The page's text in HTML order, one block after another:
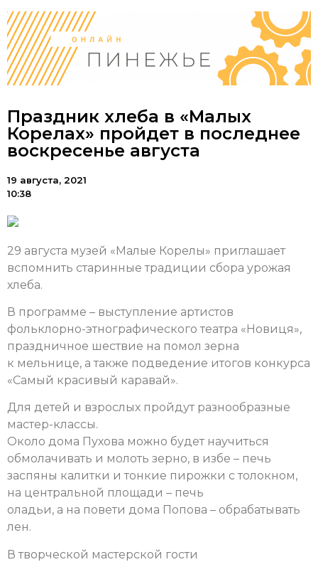
Праздник хлеба в «Малых
Корелах» пройдет в последнее
воскресенье августа
19 августа, 2021
10:38
29 августа музей «Малые Корелы» приглашает
вспомнить старинные традиции сбора урожая
хлеба.
В программе – выступление артистов
фольклорно-этнографического театра «Новиця»,
праздничное шествие на помол зерна
к мельнице, а также подведение итогов конкурса
«Самый красивый каравай».
Для детей и взрослых пройдут разнообразные
мастер-классы.
Около дома Пухова можно будет научиться
обмолачивать и молоть зерно, в избе – печь
заспяны калитки и тонкие пирожки с толокном,
на центральной площади – печь
оладьи, а на повети дома Попова – обрабатывать
лен.
В творческой мастерской гости